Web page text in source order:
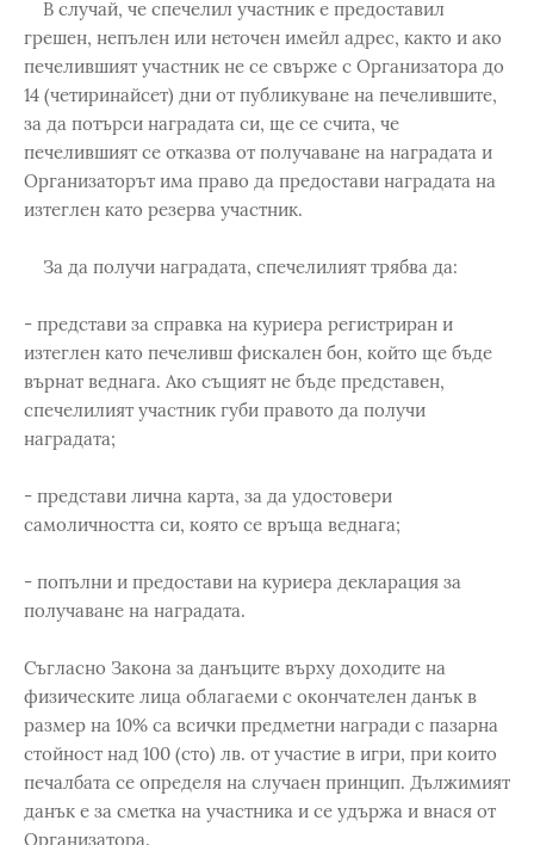
В случай, че спечелил участник е предоставил
грешен, непълен или неточен имейл адрес, както и ако
печелившият участник не се свърже с Организатора до
14 (четиринайсет) дни от публикуване на печелившите,
за да потърси наградата си, ще се счита, че
печелившият се отказва от получаване на наградата и
Организаторът има право да предостави наградата на
изтеглен като резерва участник.
За да получи наградата, спечелилият трябва да:
- представи за справка на куриера регистриран и
изтеглен като печеливш фискален бон, който ще бъде
върнат веднага. Ако същият не бъде представен,
спечелилият участник губи правото да получи
наградата;
- представи лична карта, за да удостовери
самоличността си, която се връща веднага;
- попълни и предостави на куриера декларация за
получаване на наградата.
Съгласно Закона за данъците върху доходите на
физическите лица облагаеми с окончателен данък в
размер на 10% са всички предметни награди с пазарна
стойност над 100 (сто) лв. от участие в игри, при които
печалбата се определя на случаен принцип. Дължимият
данък е за сметка на участника и се удържа и внася от
Организатора.